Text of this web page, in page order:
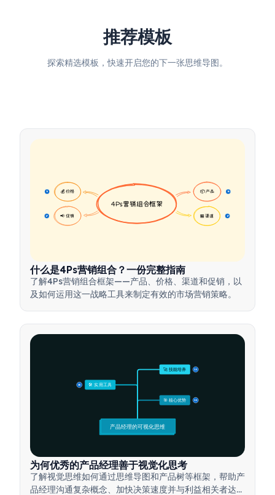
推荐模板
探索精选模板，快速开启您的下一张思维导图。
📦 产品 16
💰 价格
16
🏪 渠道 17
📢 促销
17
4Ps营销组合框架
什么是4Ps营销组合？一份完整指南
了解4Ps营销组合框架——产品、价格、渠道和促销，以
及如何运用这一战略工具来制定有效的市场营销策略。
🎯 核心优势 15
🛠️ 实用工具
15
🚀 技能培养 15
产品经理的可视化思维
为何优秀的产品经理善于视觉化思考
了解视觉思维如何通过思维导图和产品树等框架，帮助产
品经理沟通复杂概念、加快决策速度并与利益相关者达成